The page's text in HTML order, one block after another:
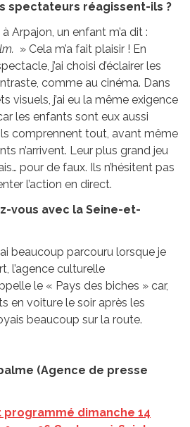
spectateurs réagissent-ils ?
Arpajon, un enfant m’a dit :
» Cela m’a fait plaisir ! En
j’ai choisi d’éclairer les
comme au cinéma. Dans
visuels, j’ai eu la même exigence
les enfants sont eux aussi
comprennent tout, avant même
n’arrivent. Leur plus grand jeu
pour de faux. Ils n’hésitent pas
l’action en direct.
vous avec la Seine-et-
beaucoup parcouru lorsque je
l’agence culturelle
le « Pays des biches » car,
en voiture le soir après les
beaucoup sur la route.
(Agence de presse
programmé dimanche 14